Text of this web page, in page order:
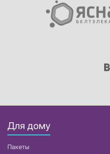
Для дому
Пакеты